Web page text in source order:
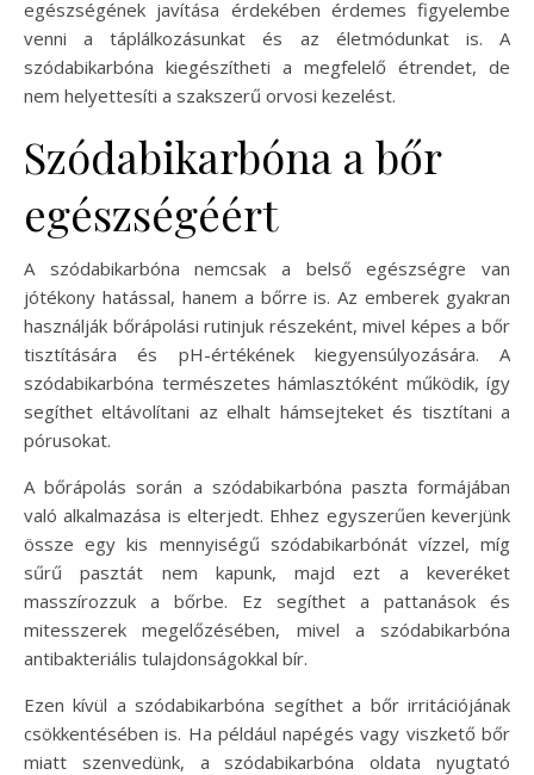
egészségének javítása érdekében érdemes figyelembe
venni a táplálkozásunkat és az életmódunkat is. A
szódabikarbóna kiegészítheti a megfelelő étrendet, de
nem helyettesíti a szakszerű orvosi kezelést.
Szódabikarbóna a bőr
egészségéért
A szódabikarbóna nemcsak a belső egészségre van
jótékony hatással, hanem a bőrre is. Az emberek gyakran
használják bőrápolási rutinjuk részeként, mivel képes a bőr
tisztítására és pH-értékének kiegyensúlyozására. A
szódabikarbóna természetes hámlasztóként működik, így
segíthet eltávolítani az elhalt hámsejteket és tisztítani a
pórusokat.
A bőrápolás során a szódabikarbóna paszta formájában
való alkalmazása is elterjedt. Ehhez egyszerűen keverjünk
össze egy kis mennyiségű szódabikarbónát vízzel, míg
sűrű pasztát nem kapunk, majd ezt a keveréket
masszírozzuk a bőrbe. Ez segíthet a pattanások és
mitesszerek megelőzésében, mivel a szódabikarbóna
antibakteriális tulajdonságokkal bír.
Ezen kívül a szódabikarbóna segíthet a bőr irritációjának
csökkentésében is. Ha például napégés vagy viszkető bőr
miatt szenvedünk, a szódabikarbóna oldata nyugtató